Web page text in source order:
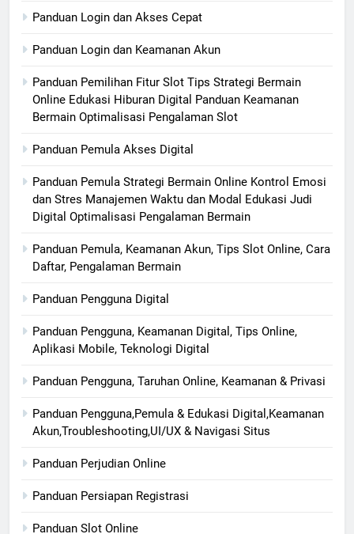
Panduan Login dan Akses Cepat
Panduan Login dan Keamanan Akun
Panduan Pemilihan Fitur Slot Tips Strategi Bermain
Online Edukasi Hiburan Digital Panduan Keamanan
Bermain Optimalisasi Pengalaman Slot
Panduan Pemula Akses Digital
Panduan Pemula Strategi Bermain Online Kontrol Emosi
dan Stres Manajemen Waktu dan Modal Edukasi Judi
Digital Optimalisasi Pengalaman Bermain
Panduan Pemula, Keamanan Akun, Tips Slot Online, Cara
Daftar, Pengalaman Bermain
Panduan Pengguna Digital
Panduan Pengguna, Keamanan Digital, Tips Online,
Aplikasi Mobile, Teknologi Digital
Panduan Pengguna, Taruhan Online, Keamanan & Privasi
Panduan Pengguna,Pemula & Edukasi Digital,Keamanan
Akun,Troubleshooting,UI/UX & Navigasi Situs
Panduan Perjudian Online
Panduan Persiapan Registrasi
Panduan Slot Online